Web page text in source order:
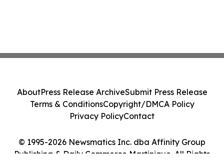
© 1995-2026 Newsmatics Inc. dba Affinity Group
Publishing & Daily Commerce Martinique. All Rights
AboutPress Release ArchiveSubmit Press Release
Terms & ConditionsCopyright/DMCA Policy
Privacy PolicyContact